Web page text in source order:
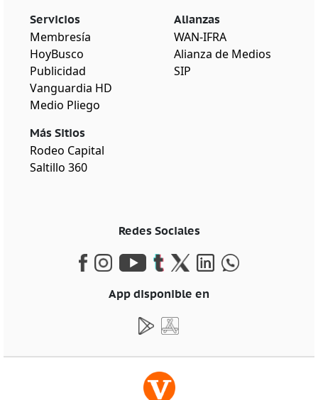
Servicios
Membresía
HoyBusco
Publicidad
Vanguardia HD
Medio Pliego
Más Sitios
Rodeo Capital
Saltillo 360
Alianzas
WAN-IFRA
Alianza de Medios
SIP
Redes Sociales
App disponible en